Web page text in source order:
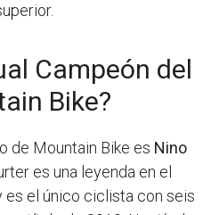
Campeón del
Bike?
de Mountain Bike es Nino
es una leyenda en el
es el único ciclista con seis